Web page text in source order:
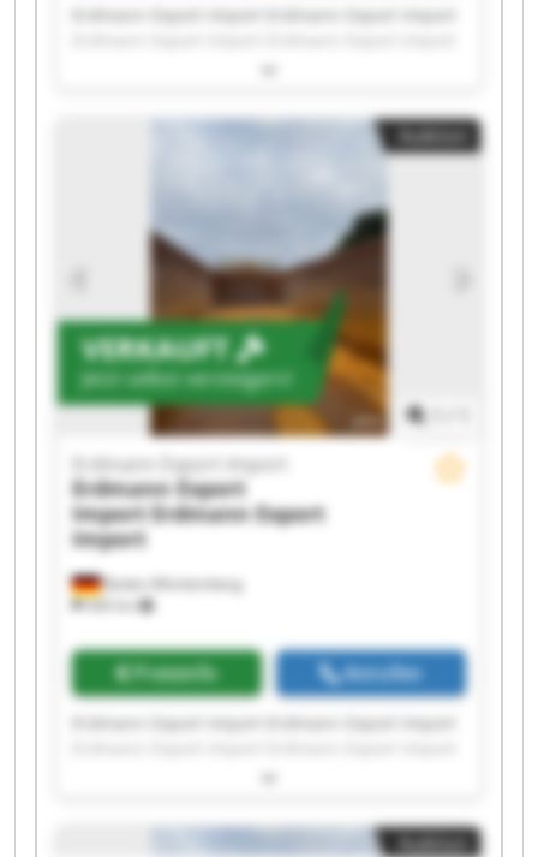
Erdmann Export Import Erdmann Export Import
Erdmann Export Import Erdmann Export Import
Erdmann Export Import Erdmann Export Import
Erdmann Export Import Erdmann Export Import
Erdmann Export Import Erdmann Export Import
Erdmann Export Import Erdmann Export Import
Erdmann Export Import Erdmann Export Import
VERKAUFT
Jetzt selbst versteigern!
Baden-Württemberg
440 km
Erdmann Export Import
Erdmann Export
ImportErdmann Export
Import
Preisinfo Anrufen
Erdmann Export Import Erdmann Export Import
Erdmann Export Import Erdmann Export Import
Erdmann Export Import Erdmann Export Import
Erdmann Export Import Erdmann Export Import
Auktion